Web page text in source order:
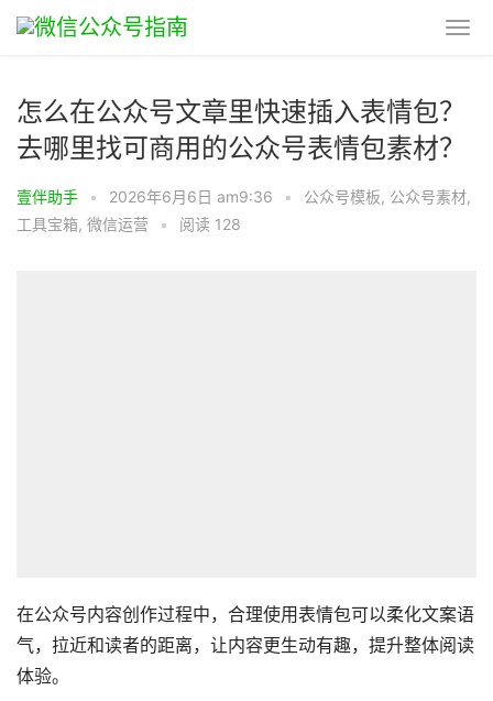
怎么在公众号文章里快速插入表情包？
去哪里找可商用的公众号表情包素材？
壹伴助手 • 2026年6月6日 am9:36 • 公众号模板, 公众号素材,
工具宝箱, 微信运营 • 阅读 128
在公众号内容创作过程中，合理使用表情包可以柔化文案语
气，拉近和读者的距离，让内容更生动有趣，提升整体阅读
体验。